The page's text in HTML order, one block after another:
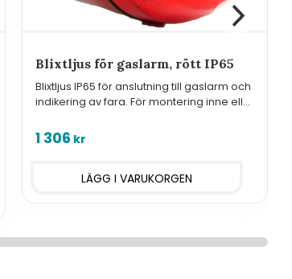
Blixtljus för gaslarm, rött IP65
Blixtljus IP65 för anslutning till gaslarm och
indikering av fara. För montering inne eller
1 306 kr